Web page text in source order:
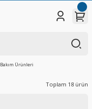
Bakım Ürünleri
Toplam 18 ürün